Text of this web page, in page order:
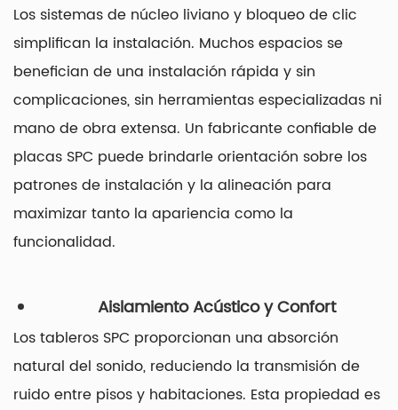
Los sistemas de núcleo liviano y bloqueo de clic
simplifican la instalación. Muchos espacios se
benefician de una instalación rápida y sin
complicaciones, sin herramientas especializadas ni
mano de obra extensa. Un fabricante confiable de
placas SPC puede brindarle orientación sobre los
patrones de instalación y la alineación para
maximizar tanto la apariencia como la
funcionalidad.
Aislamiento Acústico y Confort
Los tableros SPC proporcionan una absorción
natural del sonido, reduciendo la transmisión de
ruido entre pisos y habitaciones. Esta propiedad es